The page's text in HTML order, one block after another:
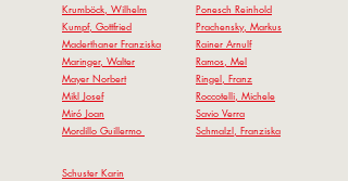
Krumböck, Wilhelm
Kumpf, Gottfried
Maderthaner Franziska
Maringer, Walter
Mayer Norbert
Mikl Josef
Miró Joan
Mordillo Guillermo
Ponesch Reinhold
Prachensky, Markus
Rainer Arnulf
Ramos, Mel
Ringel, Franz
Roccotelli, Michele
Savio Verra
Schmalzl, Franziska
Schuster Karin